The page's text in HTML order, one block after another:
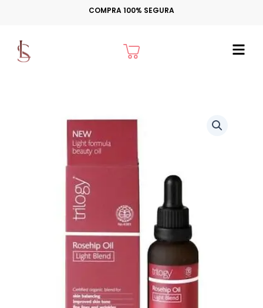
conteúdo
COMPRA 100% SEGURA
Cart